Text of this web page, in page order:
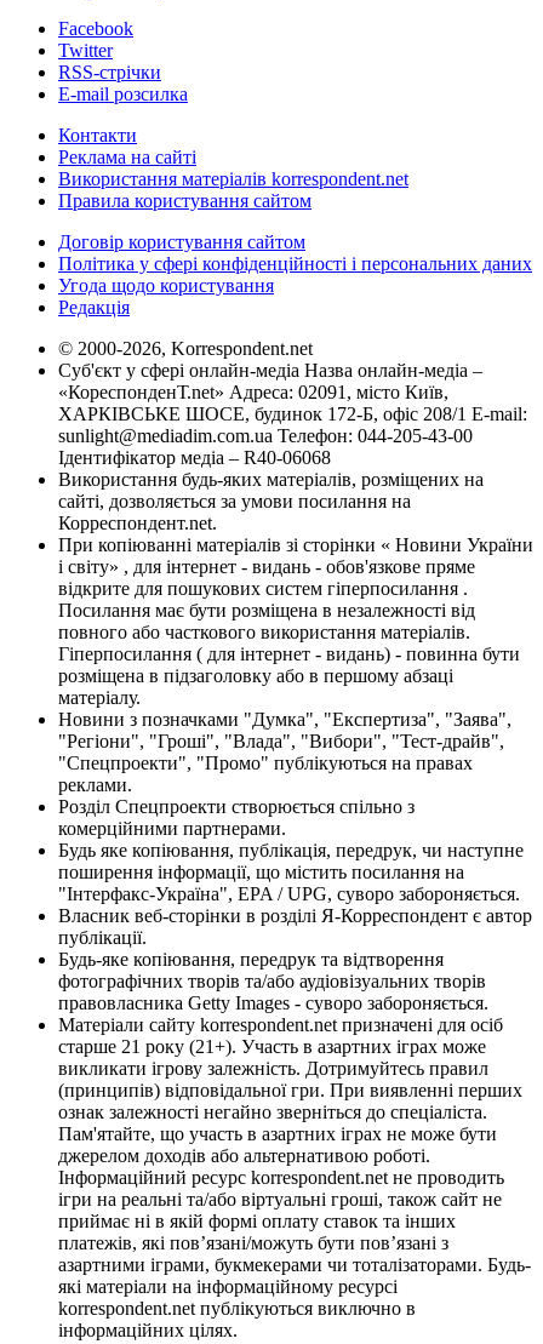
Facebook
Twitter
RSS-стрічки
E-mail розсилка
Контакти
Реклама на сайті
Використання матеріалів korrespondent.net
Правила користування сайтом
Договір користування сайтом
Політика у сфері конфіденційності і персональних даних
Угода щодо користування
Редакція
© 2000-2026, Korrespondent.net
Суб'єкт у сфері онлайн-медіа Назва онлайн-медіа –
«КореспонденТ.net» Адреса: 02091, місто Київ,
ХАРКІВСЬКЕ ШОСЕ, будинок 172-Б, офіс 208/1 E-mail:
sunlight@mediadim.com.ua Телефон: 044-205-43-00
Ідентифікатор медіа – R40-06068
Використання будь-яких матеріалів, розміщених на
сайті, дозволяється за умови посилання на
Корреспондент.net.
При копіюванні матеріалів зі сторінки « Новини України
і світу» , для інтернет - видань - обов'язкове пряме
відкрите для пошукових систем гіперпосилання .
Посилання має бути розміщена в незалежності від
повного або часткового використання матеріалів.
Гіперпосилання ( для інтернет - видань) - повинна бути
розміщена в підзаголовку або в першому абзаці
матеріалу.
Новини з позначками "Думка", "Експертиза", "Заява",
"Регіони", "Гроші", "Влада", "Вибори", "Тест-драйв",
"Спецпроекти", "Промо" публікуються на правах
реклами.
Розділ Спецпроекти створюється спільно з
комерційними партнерами.
Будь яке копіювання, публікація, передрук, чи наступне
поширення інформації, що містить посилання на
"Інтерфакс-Україна", EPA / UPG, суворо забороняється.
Власник веб-сторінки в розділі Я-Корреспондент є автор
публікації.
Будь-яке копіювання, передрук та відтворення
фотографічних творів та/або аудіовізуальних творів
правовласника Getty Images - суворо забороняється.
Матеріали сайту korrespondent.net призначені для осіб
старше 21 року (21+). Участь в азартних іграх може
викликати ігрову залежність. Дотримуйтесь правил
(принципів) відповідальної гри. При виявленні перших
ознак залежності негайно зверніться до спеціаліста.
Пам'ятайте, що участь в азартних іграх не може бути
джерелом доходів або альтернативою роботі.
Інформаційний ресурс korrespondent.net не проводить
ігри на реальні та/або віртуальні гроші, також сайт не
приймає ні в якій формі оплату ставок та інших
платежів, які пов’язані/можуть бути пов’язані з
азартними іграми, букмекерами чи тоталізаторами. Будь-
які матеріали на інформаційному ресурсі
korrespondent.net публікуються виключно в
інформаційних цілях.